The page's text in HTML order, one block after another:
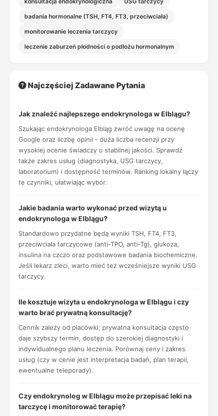
badania hormonalne (TSH, FT4, FT3, przeciwciała)
monitorowanie leczenia tarczycy
leczenie zaburzeń płodności o podłożu hormonalnym
Najczęściej Zadawane Pytania
Jak znaleźć najlepszego endokrynologa w Elblągu?
Szukając endokrynologa Elbląg zwróć uwagę na ocenę
Google oraz liczbę opinii - duża liczba recenzji przy
wysokiej ocenie świadczy o stabilnej jakości. Sprawdź
także zakres usług (diagnostyka, USG tarczycy,
laboratorium) i dostępność terminów. Ranking lokalny łączy
te czynniki, ułatwiając wybór.
Jakie badania warto wykonać przed wizytą u
endokrynologa w Elblągu?
Standardowo przydatne będą wyniki TSH, FT4, FT3,
przeciwciała tarczycowe (anti-TPO, anti-Tg), glukoza,
insulina na czczo oraz podstawowe badania biochemiczne.
Jeśli lekarz zleci, warto mieć też wcześniejsze wyniki USG
tarczycy.
Ile kosztuje wizyta u endokrynologa w Elblągu i czy
warto brać prywatną konsultację?
Cennik zależy od placówki; prywatna konsultacja często
daje szybszy termin, dostęp do szerokiej diagnostyki i
indywidualnego planu leczenia. Porównaj ceny i zakres
usług (czy w cenie jest interpretacja badań, plan terapii,
ewentualne teleporady).
Czy endokrynolog w Elblągu może przepisać leki na
tarczycę i monitorować terapię?